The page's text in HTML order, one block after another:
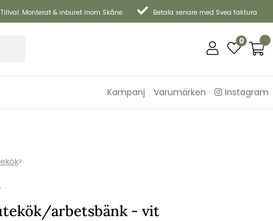
Tillval: Monterat & inburet inom Skåne Betala senare med Svea faktura
0
Kampanj Varumärken Instagram
>
arbetsbänk - vit